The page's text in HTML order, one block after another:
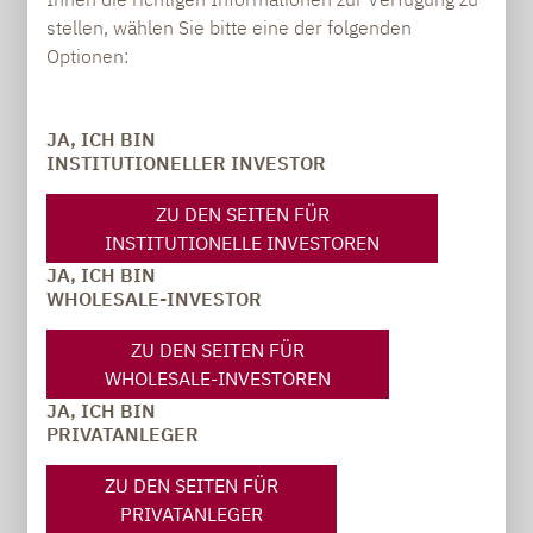
stellen, wählen Sie bitte eine der folgenden
Optionen:
JA, ICH BIN
INSTITUTIONELLER INVESTOR
ZU DEN SEITEN FÜR
INSTITUTIONELLE INVESTOREN
JA, ICH BIN
WHOLESALE-INVESTOR
ZU DEN SEITEN FÜR
WHOLESALE-INVESTOREN
JA, ICH BIN
PRIVATANLEGER
ZU DEN SEITEN FÜR
PRIVATANLEGER
ANREGUNGEN:
Annett Haubold
PR-Managerin, Communications
annett.haubold@lupusalpha.de
+49 69 / 36 50 58 - 7403